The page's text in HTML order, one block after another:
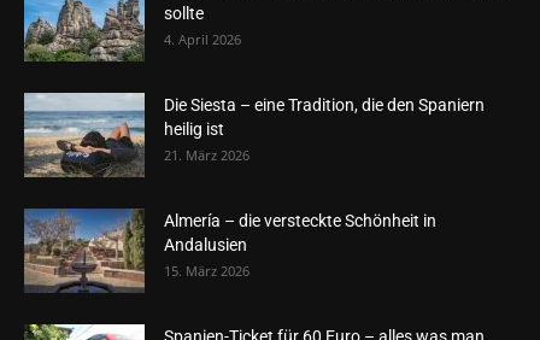
sollte
4. April 2026
Die Siesta – eine Tradition, die den Spaniern
heilig ist
21. März 2026
Almería – die versteckte Schönheit in
Andalusien
15. März 2026